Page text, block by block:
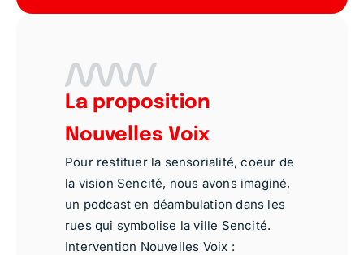
La proposition
Nouvelles Voix
Pour restituer la sensorialité, coeur de
la vision Sencité, nous avons imaginé,
un podcast en déambulation dans les
rues qui symbolise la ville Sencité.
Intervention Nouvelles Voix :